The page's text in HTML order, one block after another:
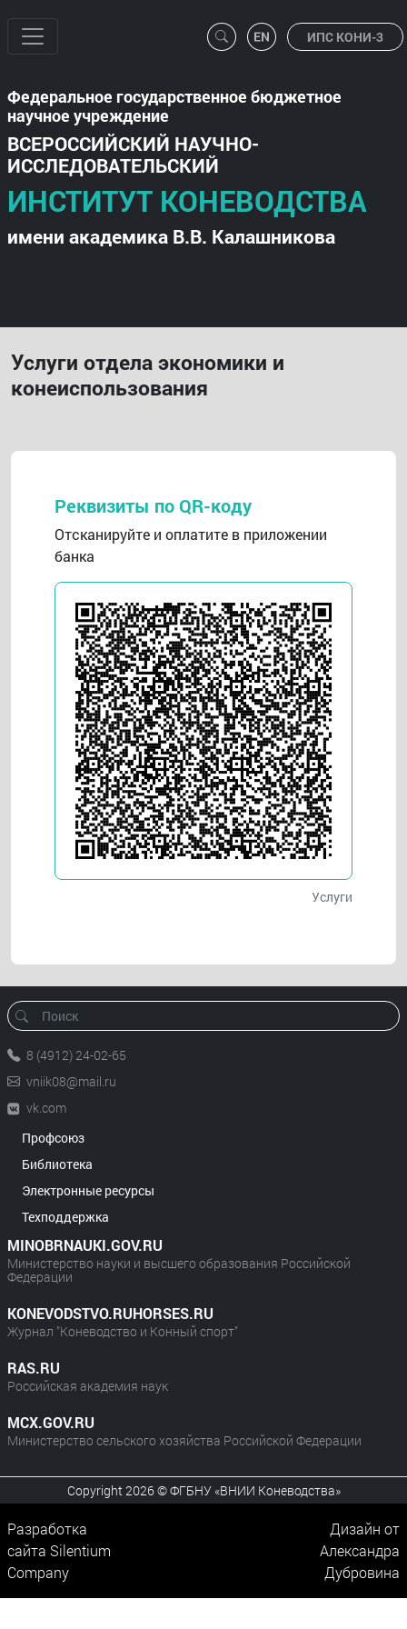
ИПС КОНИ-3
Федеральное государственное бюджетное
научное учреждение
ВСЕРОССИЙСКИЙ НАУЧНО-
ИССЛЕДОВАТЕЛЬСКИЙ
ИНСТИТУТ КОНЕВОДСТВА
имени академика В.В. Калашникова
Услуги отдела экономики и
конеиспользования
Реквизиты по QR-коду
Отсканируйте и оплатите в приложении
банка
Услуги
8 (4912) 24-02-65
vniik08@mail.ru
vk.com
Профсоюз
Библиотека
Электронные ресурсы
Техподдержка
MINOBRNAUKI.GOV.RU
Министерство науки и высшего образования Российской
Федерации
KONEVODSTVO.RUHORSES.RU
Журнал "Коневодство и Конный спорт"
RAS.RU
Российская академия наук
MCX.GOV.RU
Министерство сельского хозяйства Российской Федерации
Copyright 2026 © ФГБНУ «ВНИИ Коневодства»
Разработка
сайта Silentium
Company
Дизайн от
Александра
Дубровина